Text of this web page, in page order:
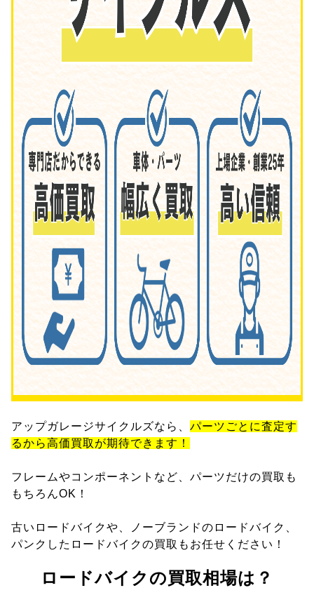
アップガレージサイクルズなら、 パーツごとに査定す
るから高価買取が期待できます！
フレームやコンポーネントなど、パーツだけの買取も
もちろんOK！
古いロードバイクや、ノーブランドのロードバイク、
パンクしたロードバイクの買取もお任せください！
ロードバイクの買取相場は？